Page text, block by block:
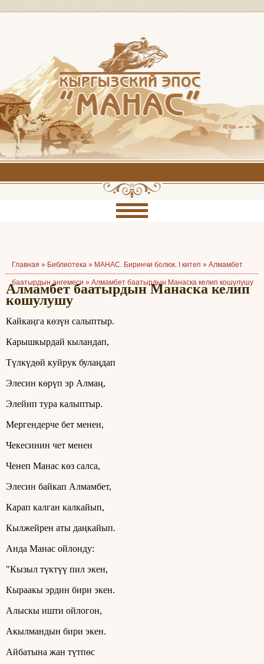
Главная » Библиотека » МАНАС. Биринчи болюк. I китеп » Алмамбет
баатырдын ангемеси » Алмамбет баатырдын Манаска келип кошулушу
Алмамбет баатырдын Манаска келип
кошулушу
Кайкаңга көзүн салыптыр.
Карышкырдай кыландап,
Түлкүдөй куйрук булаңдап
Элесин көрүп эр Алмаң,
Элейип тура калыптыр.
Мергендерче бет менен,
Чекесинин чет менен
Ченеп Манас көз салса,
Элесин байкап Алмамбет,
Карап калган калкайып,
Кылжейрен аты даңкайып.
Анда Манас ойлонду:
"Кызыл түктүү пил экен,
Кыраакы эрдин бири экен.
Алыскы ишти ойлогон,
Акылмандын бири экен.
Айбатына жан түтпөс